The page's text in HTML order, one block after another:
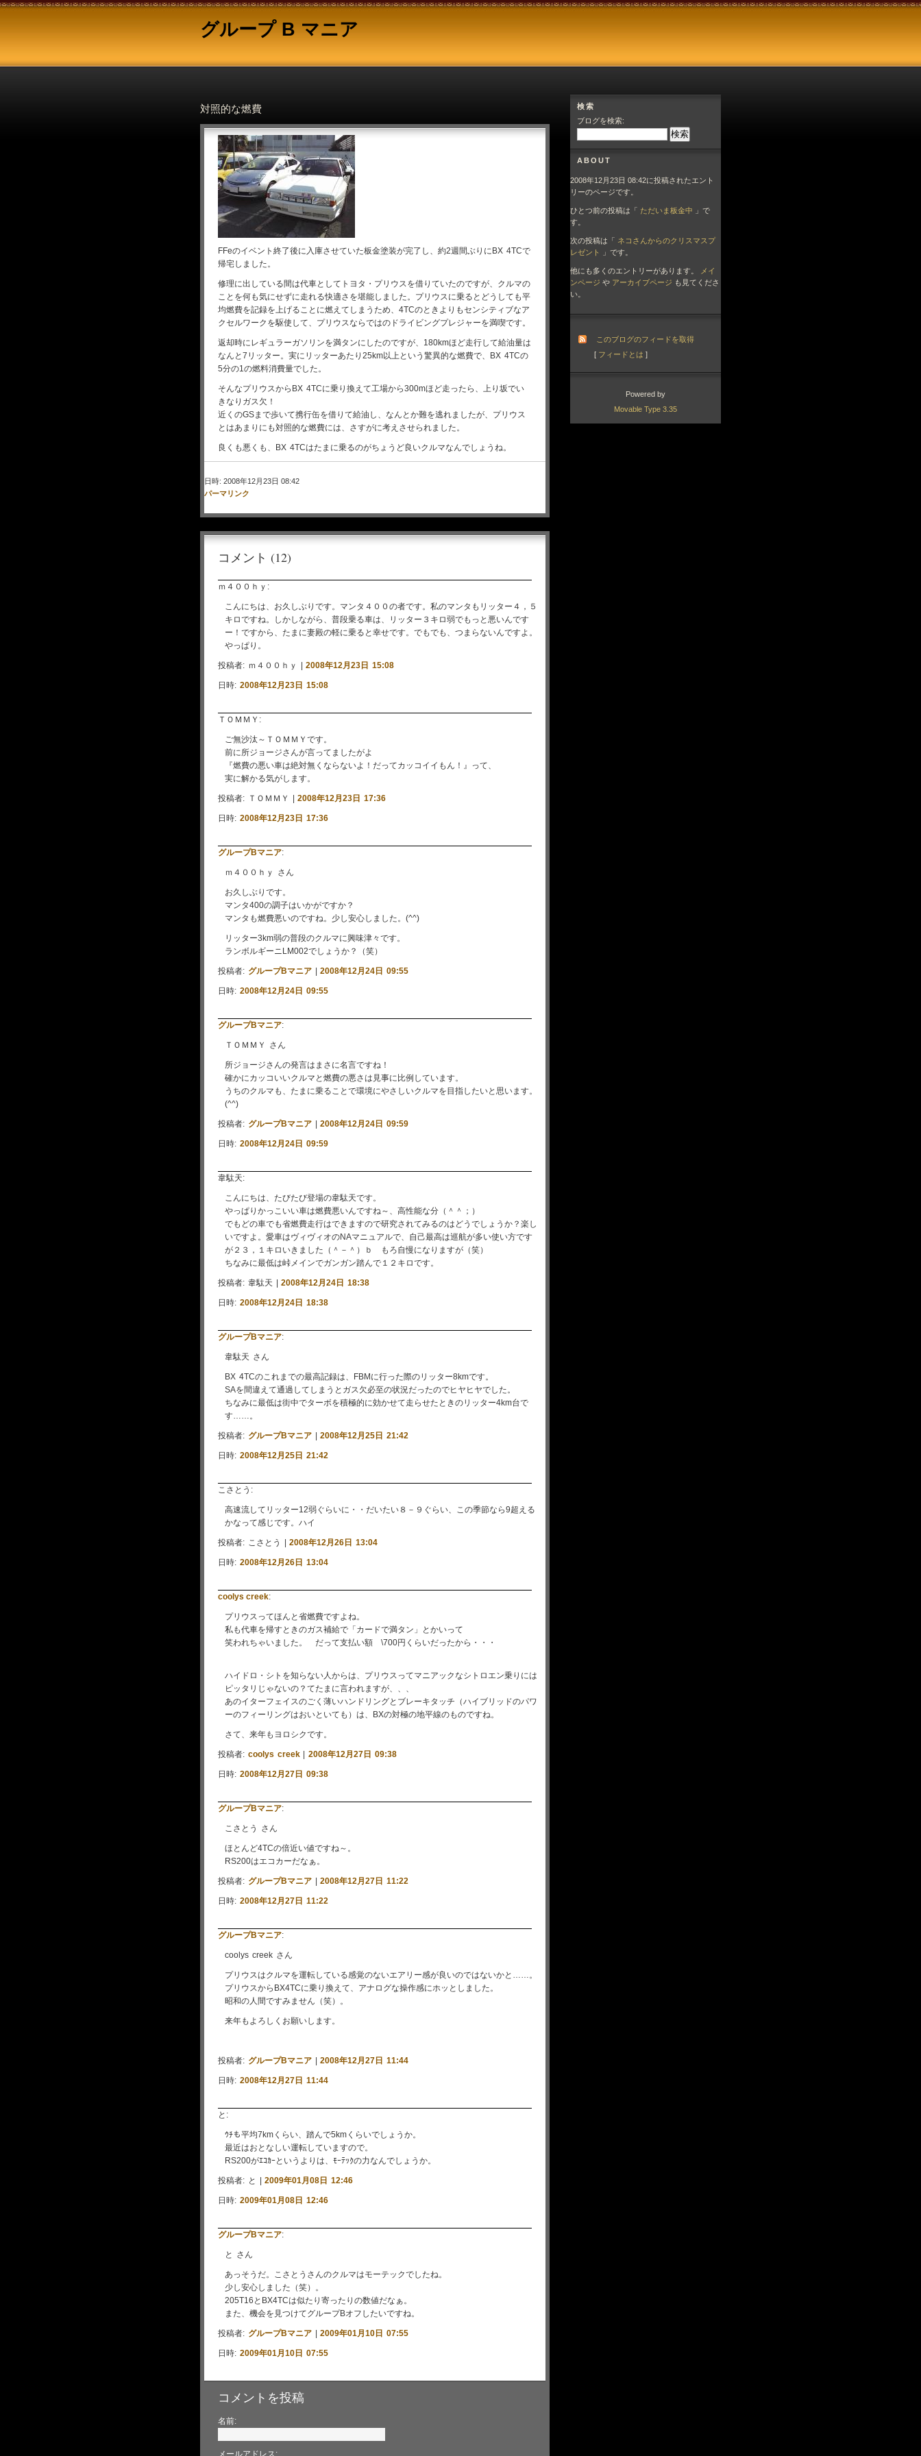
グループ B マニア
対照的な燃費
FFeのイベント終了後に入庫させていた板金塗装が完了し、約2週間ぶりにBX 4TCで
帰宅しました。
修理に出している間は代車としてトヨタ・プリウスを借りていたのですが、クルマの
ことを何も気にせずに走れる快適さを堪能しました。プリウスに乗るとどうしても平
均燃費を記録を上げることに燃えてしまうため、4TCのときよりもセンシティブなア
クセルワークを駆使して、プリウスならではのドライビングプレジャーを満喫です。
返却時にレギュラーガソリンを満タンにしたのですが、180kmほど走行して給油量は
なんと7リッター。実にリッターあたり25km以上という驚異的な燃費で、BX 4TCの
5分の1の燃料消費量でした。
そんなプリウスからBX 4TCに乗り換えて工場から300mほど走ったら、上り坂でい
きなりガス欠！
近くのGSまで歩いて携行缶を借りて給油し、なんとか難を逃れましたが、プリウス
とはあまりにも対照的な燃費には、さすがに考えさせられました。
良くも悪くも、BX 4TCはたまに乗るのがちょうど良いクルマなんでしょうね。
日時: 2008年12月23日 08:42
パーマリンク
コメント (12)
ｍ４００ｈｙ:
こんにちは、お久しぶりです。マンタ４００の者です。私のマンタもリッター４，５
キロですね。しかしながら、普段乗る車は、リッター３キロ弱でもっと悪いんです
ー！ですから、たまに妻殿の軽に乗ると幸せです。でもでも、つまらないんですよ。
やっぱり。
投稿者: ｍ４００ｈｙ |2008年12月23日 15:08
日時: 2008年12月23日 15:08
ＴＯＭＭＹ:
ご無沙汰～ＴＯＭＭＹです。
前に所ジョージさんが言ってましたがよ
『燃費の悪い車は絶対無くならないよ！だってカッコイイもん！』って、
実に解かる気がします。
投稿者: ＴＯＭＭＹ |2008年12月23日 17:36
日時: 2008年12月23日 17:36
グループBマニア:
ｍ４００ｈｙ さん
お久しぶりです。
マンタ400の調子はいかがですか？
マンタも燃費悪いのですね。少し安心しました。(^^)
リッター3km弱の普段のクルマに興味津々です。
ランボルギーニLM002でしょうか？（笑）
投稿者: グループBマニア|2008年12月24日 09:55
日時: 2008年12月24日 09:55
グループBマニア:
ＴＯＭＭＹ さん
所ジョージさんの発言はまさに名言ですね！
確かにカッコいいクルマと燃費の悪さは見事に比例しています。
うちのクルマも、たまに乗ることで環境にやさしいクルマを目指したいと思います。
(^^)
投稿者: グループBマニア|2008年12月24日 09:59
日時: 2008年12月24日 09:59
韋駄天:
こんにちは、たびたび登場の韋駄天です。
やっぱりかっこいい車は燃費悪いんですね～、高性能な分（＾＾；）
でもどの車でも省燃費走行はできますので研究されてみるのはどうでしょうか？楽し
いですよ。愛車はヴィヴィオのNAマニュアルで、自己最高は巡航が多い使い方です
が２３，１キロいきました（＾－＾）ｂ もろ自慢になりますが（笑）
ちなみに最低は峠メインでガンガン踏んで１２キロです。
投稿者: 韋駄天 |2008年12月24日 18:38
日時: 2008年12月24日 18:38
グループBマニア:
韋駄天 さん
BX 4TCのこれまでの最高記録は、FBMに行った際のリッター8kmです。
SAを間違えて通過してしまうとガス欠必至の状況だったのでヒヤヒヤでした。
ちなみに最低は街中でターボを積極的に効かせて走らせたときのリッター4km台で
す……。
投稿者: グループBマニア|2008年12月25日 21:42
日時: 2008年12月25日 21:42
こさとう:
高速流してリッター12弱ぐらいに・・だいたい８－９ぐらい、この季節なら9超える
かなって感じです。ハイ
投稿者: こさとう |2008年12月26日 13:04
日時: 2008年12月26日 13:04
coolys creek:
プリウスってほんと省燃費ですよね。
私も代車を帰すときのガス補給で「カードで満タン」とかいって
笑われちゃいました。 だって支払い額 \700円くらいだったから・・・
ハイドロ・シトを知らない人からは、プリウスってマニアックなシトロエン乗りには
ピッタリじゃないの？てたまに言われますが、、、
あのイターフェイスのごく薄いハンドリングとブレーキタッチ（ハイブリッドのパワ
ーのフィーリングはおいといても）は、BXの対極の地平線のものですね。
さて、来年もヨロシクです。
投稿者: coolys creek|2008年12月27日 09:38
日時: 2008年12月27日 09:38
グループBマニア:
こさとう さん
ほとんど4TCの倍近い値ですね～。
RS200はエコカーだなぁ。
投稿者: グループBマニア|2008年12月27日 11:22
日時: 2008年12月27日 11:22
グループBマニア:
coolys creek さん
プリウスはクルマを運転している感覚のないエアリー感が良いのではないかと……。
プリウスからBX4TCに乗り換えて、アナログな操作感にホッとしました。
昭和の人間ですみません（笑）。
来年もよろしくお願いします。
投稿者: グループBマニア|2008年12月27日 11:44
日時: 2008年12月27日 11:44
と:
ｳﾁも平均7kmくらい、踏んで5kmくらいでしょうか。
最近はおとなしい運転していますので。
RS200がｴｺｶｰというよりは、ﾓｰﾃｯｸの力なんでしょうか。
投稿者: と |2009年01月08日 12:46
日時: 2009年01月08日 12:46
グループBマニア:
と さん
あっそうだ。こさとうさんのクルマはモーテックでしたね。
少し安心しました（笑）。
205T16とBX4TCは似たり寄ったりの数値だなぁ。
また、機会を見つけてグループBオフしたいですね。
投稿者: グループBマニア|2009年01月10日 07:55
日時: 2009年01月10日 07:55
コメントを投稿
名前:
メールアドレス:
検索
ブログを検索:
ABOUT
2008年12月23日 08:42に投稿されたエント
リーのページです。
ひとつ前の投稿は「 ただいま板金中
」で
す。
次の投稿は「 ネコさんからのクリスマスプ
レゼント
」です。
他にも多くのエントリーがあります。
メイ
ンページ や アーカイブページ も見てくださ
い。
このブログのフィードを取得
[ フィードとは ]
Powered by
Movable Type 3.35